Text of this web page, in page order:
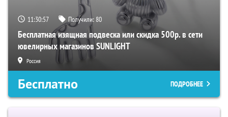
11:30:56 Получили:80
Бесплатная изящная подвеска или скидка 500р. в сети
ювелирных магазинов SUNLIGHT
Россия
Бесплатно ПОДРОБНЕЕ